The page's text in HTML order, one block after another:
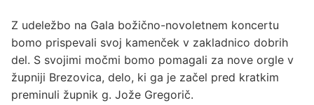
Z udeležbo na Gala božično-novoletnem koncertu
bomo prispevali svoj kamenček v zakladnico dobrih
del. S svojimi močmi bomo pomagali za nove orgle v
župniji Brezovica, delo, ki ga je začel pred kratkim
preminuli župnik g. Jože Gregorič.